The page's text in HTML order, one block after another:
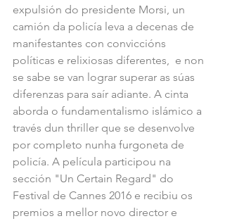
expulsión do presidente Morsi, un
camión da policía leva a decenas de
manifestantes con conviccións
políticas e relixiosas diferentes,  e non
se sabe se van lograr superar as súas
diferenzas para saír adiante. A cinta
aborda o fundamentalismo islámico a
través dun thriller que se desenvolve
por completo nunha furgoneta de
policía. A película participou na
sección "Un Certain Regard" do
Festival de Cannes 2016 e recibiu os
premios a mellor novo director e